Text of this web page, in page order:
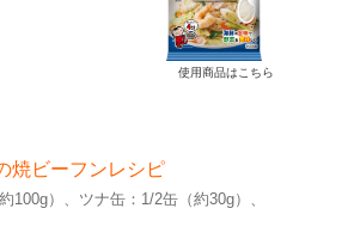
使用商品はこちら
焼ビーフンレシピ
100g）
ツナ缶：1/2缶（約30g）